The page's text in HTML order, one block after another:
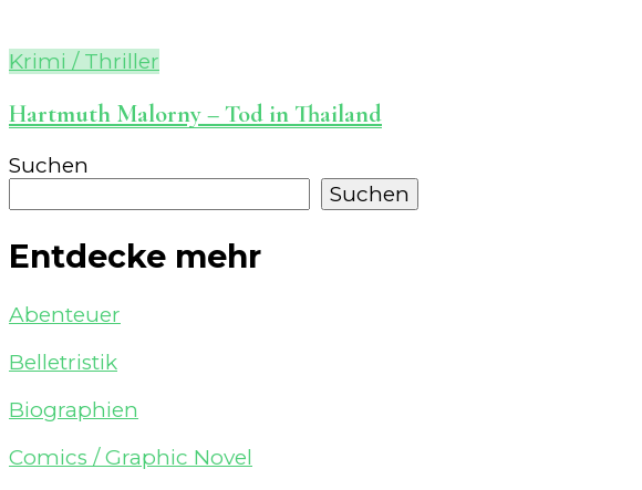
Krimi / Thriller
Hartmuth Malorny – Tod in Thailand
Suchen
Suchen
Entdecke mehr
Abenteuer
Belletristik
Biographien
Comics / Graphic Novel